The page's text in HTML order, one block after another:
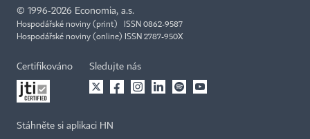
© 1996-2026 Economia, a.s.
Hospodářské noviny (print) ISSN 0862-9587
Hospodářské noviny (online) ISSN 2787-950X
Certifikováno Sledujte nás
Stáhněte si aplikaci HN